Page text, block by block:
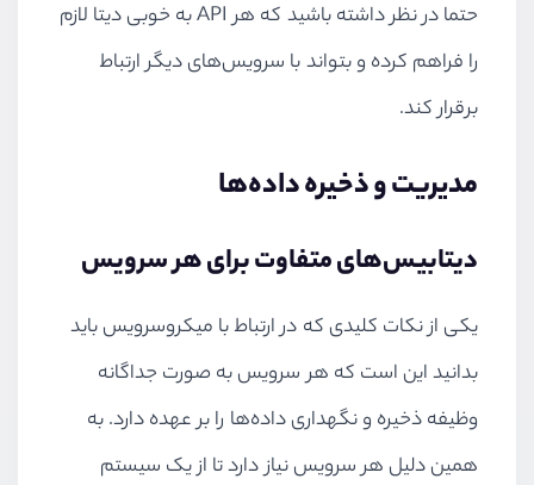
حتما در نظر داشته باشید که هرAPIبه خوبی دیتا لازم
را فراهم کرده و بتواند با سرویس‌های دیگر ارتباط
برقرار کند.
مدیریت و ذخیره داده‌ها
دیتابیس‌های متفاوت برای هر سرویس
یکی از نکات کلیدی که در ارتباط با میکروسرویس باید
بدانید این است که هر سرویس به صورت جداگانه
وظیفه ذخیره و نگهداری داده‌ها را بر عهده دارد. به
همین دلیل هر سرویس نیاز دارد تا از یک سیستم